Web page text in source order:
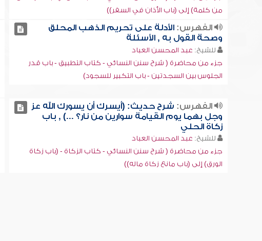
من كلمة) إلى (باب الأذان في السفر))
الفهرس:الأدلة على تحريم الذهب المحلق
وصحة القول به , الأسئلة
للشيخ: عبد المحسن العباد
جزء من محاضرة ( شرح سنن النسائي - كتاب التطبيق - باب قدر
الجلوس بين السجدتين - باب التكبير للسجود)
الفهرس: شرح حديث: (أيسرك أن يسورك الله عز
وجل بهما يوم القيامة سوارين من نار؟ ...) , باب
زكاة الحلي
للشيخ: عبد المحسن العباد
جزء من محاضرة ( شرح سنن النسائي - كتاب الزكاة - (باب زكاة
الورق) إلى (باب مانع زكاة ماله))